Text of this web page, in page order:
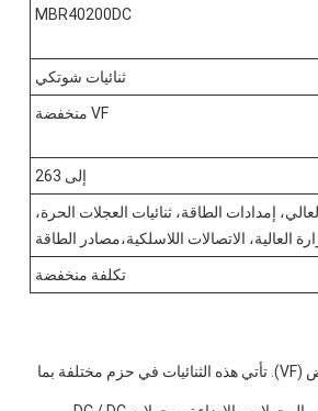
MBR40200DC
ثنائيات شوتكي
VF منخفضة
إلى 263
إمدادات الطاقة، ثنائيات العجلات الحرة،
العالية، الاتصالات اللاسلكية،مصادر الطاقة
تكلفة منخفضة
إن ثنائيات الحاجز شوتكي من Lingxun MBR منخفضة التكلفة ولديها فولتاج متقدم منخفض (VF). تأتي هذه الثنائيات في حزم مختلفة بما